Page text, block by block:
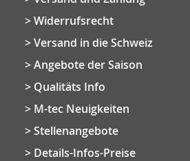
Widerrufsrecht
Versand in die Schweiz
Angebote der Saison
Qualitäts Info
M-tec Neuigkeiten
Stellenangebote
Details-Infos-Preise